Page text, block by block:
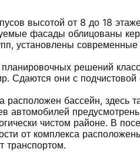
высотой от 8 до 18
фасады облицованы
установлены
решений
Сдаются они с
расположен бассейн, здесь
автомобилей
чистом районе. В
от комплекса
транспортом.